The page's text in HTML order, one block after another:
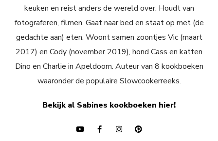
keuken en reist anders de wereld over. Houdt van
fotograferen, filmen. Gaat naar bed en staat op met (de
gedachte aan) eten. Woont samen zoontjes Vic (maart
2017) en Cody (november 2019), hond Cass en katten
Dino en Charlie in Apeldoorn. Auteur van 8 kookboeken
waaronder de populaire Slowcookerreeks.
Bekijk al Sabines kookboeken hier!